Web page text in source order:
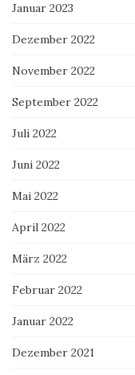
Januar 2023
Dezember 2022
November 2022
September 2022
Juli 2022
Juni 2022
Mai 2022
April 2022
März 2022
Februar 2022
Januar 2022
Dezember 2021